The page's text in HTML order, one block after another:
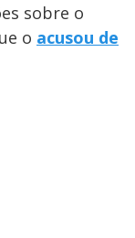
sobre o
o acusou de